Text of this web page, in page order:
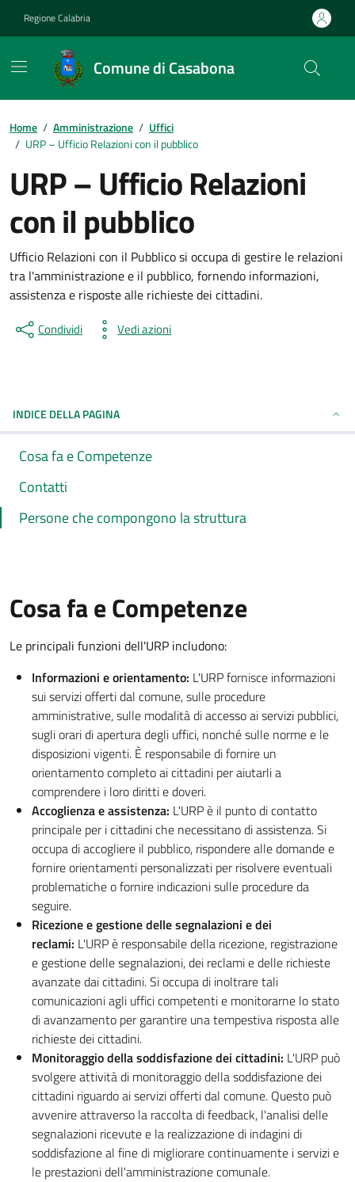
Regione Calabria
Comune di Casabona
Home / Amministrazione / Uffici
/ URP – Ufficio Relazioni con il pubblico
URP – Ufficio Relazioni
con il pubblico
Ufficio Relazioni con il Pubblico si occupa di gestire le relazioni
tra l'amministrazione e il pubblico, fornendo informazioni,
assistenza e risposte alle richieste dei cittadini.
Condividi Vedi azioni
INDICE DELLA PAGINA
Cosa fa e Competenze
Contatti
Persone che compongono la struttura
Cosa fa e Competenze
Le principali funzioni dell'URP includono:
Informazioni e orientamento: L'URP fornisce informazioni
sui servizi offerti dal comune, sulle procedure
amministrative, sulle modalità di accesso ai servizi pubblici,
sugli orari di apertura degli uffici, nonché sulle norme e le
disposizioni vigenti. È responsabile di fornire un
orientamento completo ai cittadini per aiutarli a
comprendere i loro diritti e doveri.
Accoglienza e assistenza: L'URP è il punto di contatto
principale per i cittadini che necessitano di assistenza. Si
occupa di accogliere il pubblico, rispondere alle domande e
fornire orientamenti personalizzati per risolvere eventuali
problematiche o fornire indicazioni sulle procedure da
seguire.
Ricezione e gestione delle segnalazioni e dei
reclami: L'URP è responsabile della ricezione, registrazione
e gestione delle segnalazioni, dei reclami e delle richieste
avanzate dai cittadini. Si occupa di inoltrare tali
comunicazioni agli uffici competenti e monitorarne lo stato
di avanzamento per garantire una tempestiva risposta alle
richieste dei cittadini.
Monitoraggio della soddisfazione dei cittadini: L'URP può
svolgere attività di monitoraggio della soddisfazione dei
cittadini riguardo ai servizi offerti dal comune. Questo può
avvenire attraverso la raccolta di feedback, l'analisi delle
segnalazioni ricevute e la realizzazione di indagini di
soddisfazione al fine di migliorare continuamente i servizi e
le prestazioni dell'amministrazione comunale.